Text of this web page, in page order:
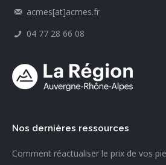
acmes[at]acmes.fr
04 77 28 66 08
Nos dernières ressources
Comment réactualiser le prix de vos